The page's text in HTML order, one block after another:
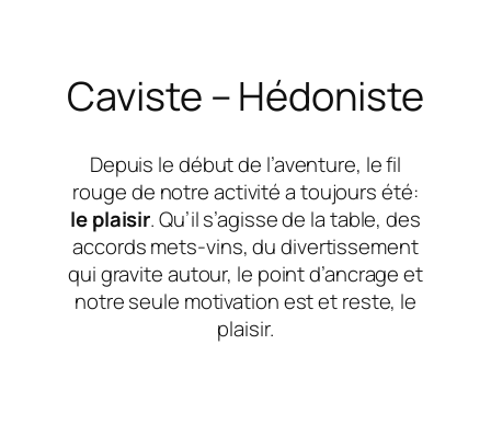
Caviste – Hédoniste
Depuis le début de l’aventure, le fil
rouge de notre activité a toujours été:
le plaisir. Qu’il s’agisse de la table, des
accords mets-vins, du divertissement
qui gravite autour, le point d’ancrage et
notre seule motivation est et reste, le
plaisir.